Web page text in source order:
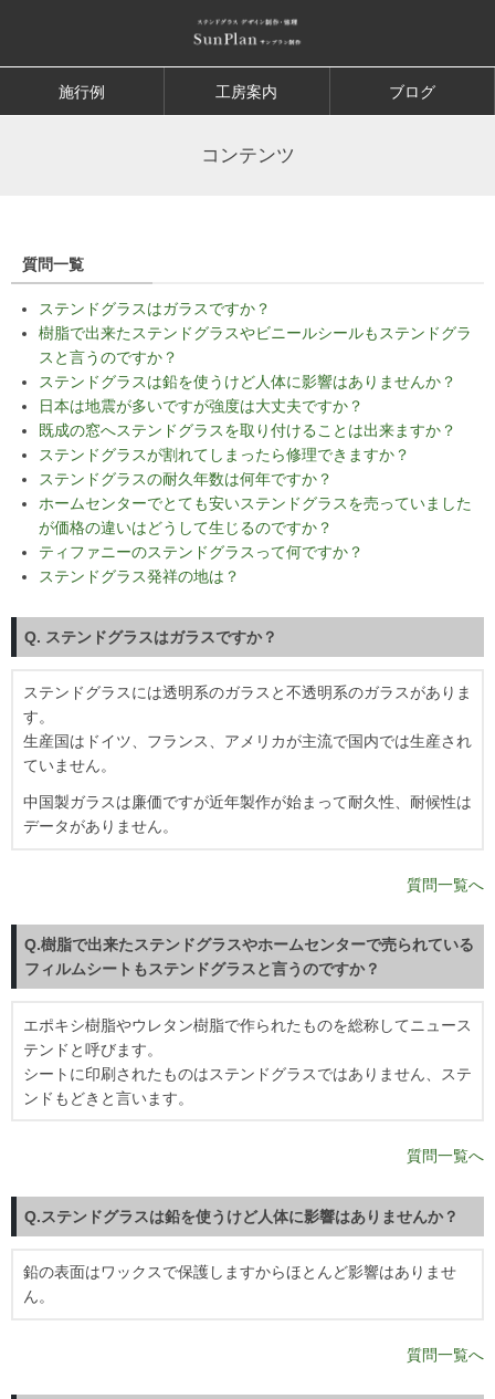
施行例 工房案内 ブログ
コンテンツ
質問一覧
ステンドグラスはガラスですか？
樹脂で出来たステンドグラスやビニールシールもステンドグラ
スと言うのですか？
ステンドグラスは鉛を使うけど人体に影響はありませんか？
日本は地震が多いですが強度は大丈夫ですか？
既成の窓へステンドグラスを取り付けることは出来ますか？
ステンドグラスが割れてしまったら修理できますか？
ステンドグラスの耐久年数は何年ですか？
ホームセンターでとても安いステンドグラスを売っていました
が価格の違いはどうして生じるのですか？
ティファニーのステンドグラスって何ですか？
ステンドグラス発祥の地は？
Q. ステンドグラスはガラスですか？
ステンドグラスには透明系のガラスと不透明系のガラスがありま
す。
生産国はドイツ、フランス、アメリカが主流で国内では生産され
ていません。
中国製ガラスは廉価ですが近年製作が始まって耐久性、耐候性は
データがありません。
質問一覧へ
Q.樹脂で出来たステンドグラスやホームセンターで売られている
フィルムシートもステンドグラスと言うのですか？
エポキシ樹脂やウレタン樹脂で作られたものを総称してニュース
テンドと呼びます。
シートに印刷されたものはステンドグラスではありません、ステ
ンドもどきと言います。
質問一覧へ
Q.ステンドグラスは鉛を使うけど人体に影響はありませんか？
鉛の表面はワックスで保護しますからほとんど影響はありませ
ん。
質問一覧へ